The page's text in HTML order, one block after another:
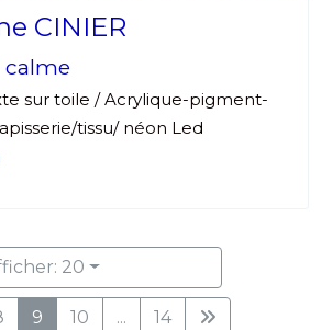
CINIER
sur toile / Acrylique-pigment-
tissu/ néon Led
20
9 10 ... 14